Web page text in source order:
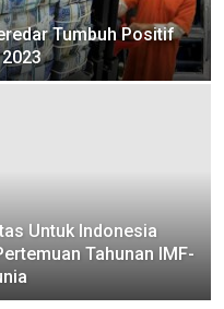
Tumbuh Positif
Untuk Indonesia
Tahunan IMF-